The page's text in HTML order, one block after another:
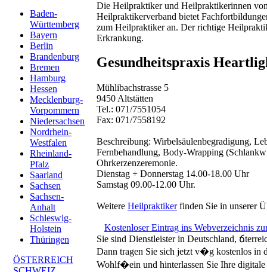
Baden-
Württemberg
Bayern
Berlin
Brandenburg
Bremen
Hamburg
Hessen
Mecklenburg-
Vorpommern
Niedersachsen
Nordrhein-
Westfalen
Rheinland-
Pfalz
Saarland
Sachsen
Sachsen-
Anhalt
Schleswig-
Holstein
Thüringen
ÖSTERREICH
Die Heilpraktiker und Heilpraktikerinnen
Heilpraktikerverband bietet
zum Heilpraktiker an. Der richtige
Erkrankung.
Gesundheitspraxis
Mühlibachstrasse 5
9450 Altstätten
Tel.: 071/7551054
Fax: 071/7558192
Beschreibung: Wirbelsäulenbegradigung,
Fernbehandlung, Body-Wrapping
Ohrkerzenzeremonie.
Dienstag + Donnerstag 14.00-18.00 Uhr
Samstag 09.00-12.00 Uhr.
Weitere Heilpraktikerfinden Sie in unserer
Kostenloser Eintrag ins Webverzeichnis
Sie sind Dienstleister in Deutschland,
Dann tragen Sie sich jetzt v�g kostenlos in
Wohlf�ein und hinterlassen Sie Ihre